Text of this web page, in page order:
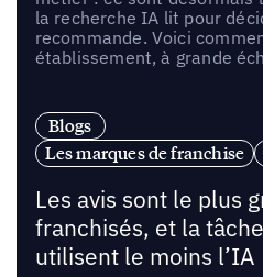
la recherche IA lit pour
recommande. Voici
établissement, à grande
Blogs
Les marques de franchise
Les avis sont le plus
franchisés, et la
utilisent le moins l’IA